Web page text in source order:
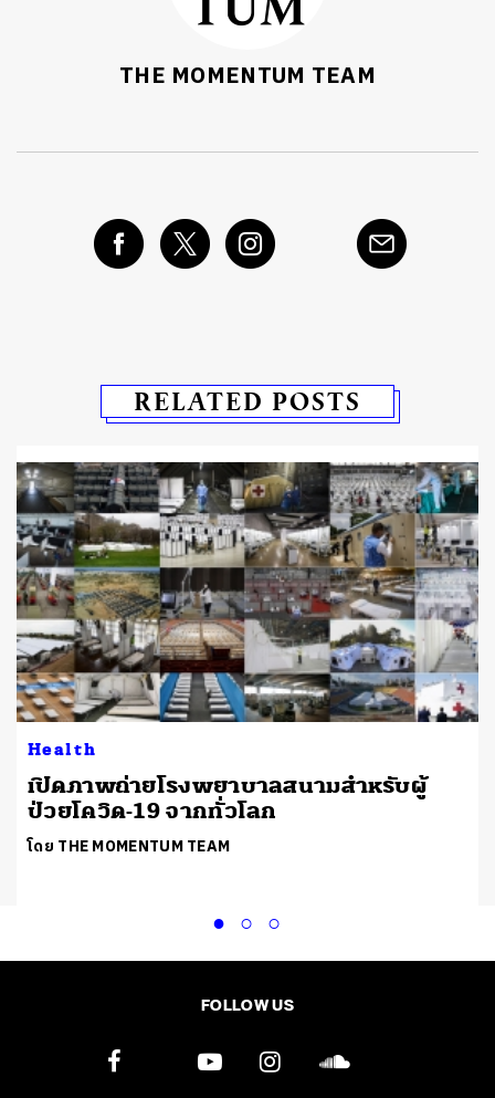
THE MOMENTUM TEAM
RELATED POSTS
Health
เปิดภาพถ่ายโรงพยาบาลสนามสำหรับผู้
ป่วยโควิด-19 จากทั่วโลก
โดย THE MOMENTUM TEAM
FOLLOW US